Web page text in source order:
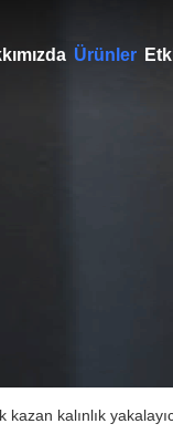
Ürünler
kazan kalınlık